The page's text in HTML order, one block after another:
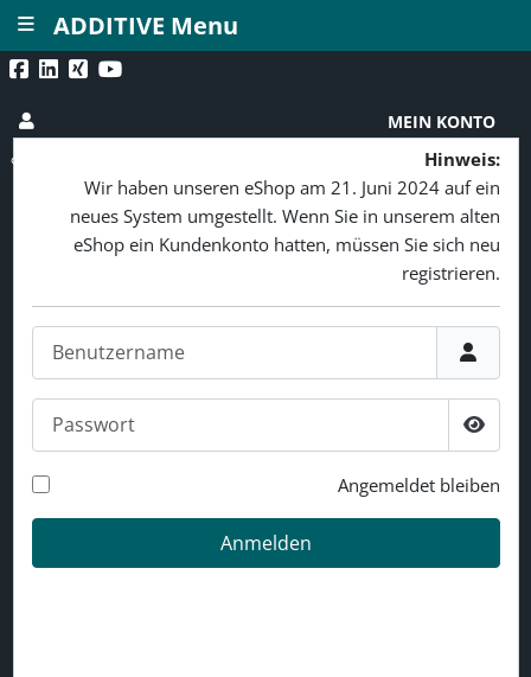
MEIN KONTO
Hinweis:
Wir haben unseren eShop am 21. Juni 2024 auf ein
neues System umgestellt. Wenn Sie in unserem alten
eShop ein Kundenkonto hatten, müssen Sie sich neu
registrieren.
Angemeldet bleiben
Anmelden
ADDITIVE Menu
≡